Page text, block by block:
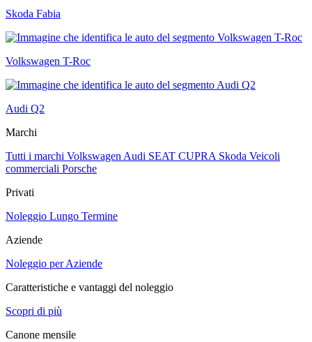
Skoda Fabia
Volkswagen T-Roc
Audi Q2
Marchi
Tutti i marchi Volkswagen Audi SEAT CUPRA Skoda Veicoli
commerciali Porsche
Privati
Noleggio Lungo Termine
Aziende
Noleggio per Aziende
Caratteristiche e vantaggi del noleggio
Scopri di più
Canone mensile